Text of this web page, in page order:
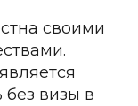
своими
без визы в